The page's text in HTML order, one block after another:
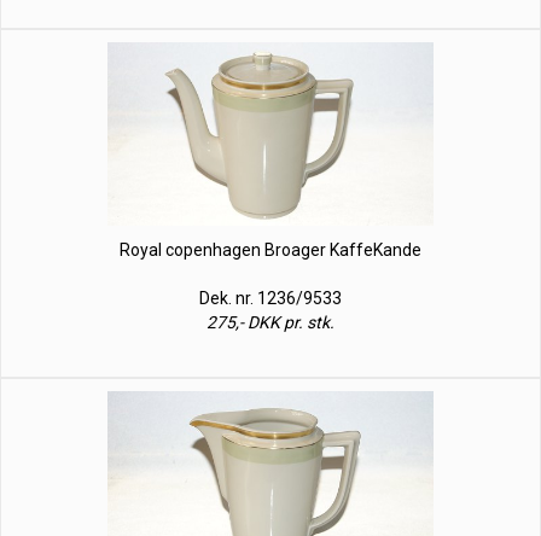
Royal copenhagen Broager KaffeKande
Dek. nr. 1236/9533
275,- DKK pr. stk.